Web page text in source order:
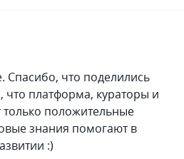
Спасибо, что поделились
что платформа, кураторы и
положительные
знания помогают в
:)